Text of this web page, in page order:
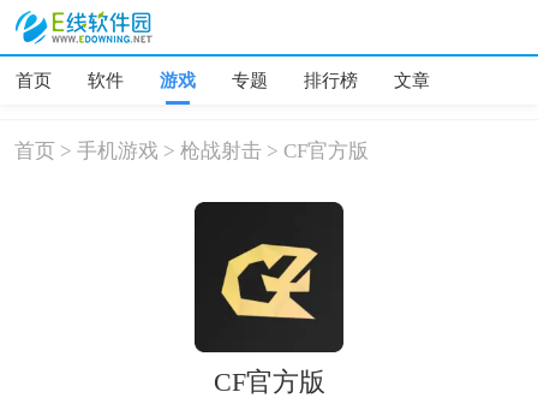
首页 软件 游戏 专题 排行榜 文章
首页 >手机游戏 >枪战射击 >CF官方版
CF官方版